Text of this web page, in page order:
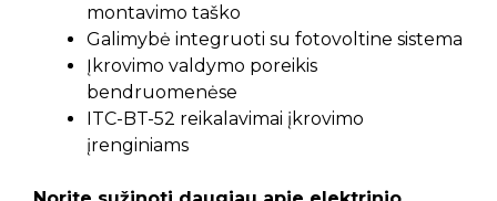
montavimo taško
Galimybė integruoti su fotovoltine sistema
Įkrovimo valdymo poreikis
bendruomenėse
ITC-BT-52 reikalavimai įkrovimo
įrenginiams